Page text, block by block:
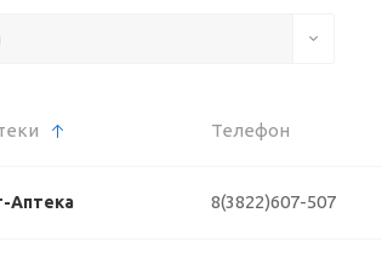
Телефон
Аптека 8(3822)607-507